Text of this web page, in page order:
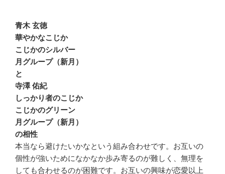
青木 玄徳
華やかなこじか
こじかのシルバー
月グループ（新月）
と
寺澤 佑紀
しっかり者のこじか
こじかのグリーン
月グループ（新月）
の相性
本当なら避けたいかなという組み合わせです。お互いの
個性が強いためになかなか歩み寄るのが難しく、無理を
しても合わせるのが困難です。お互いの興味が恋愛以上